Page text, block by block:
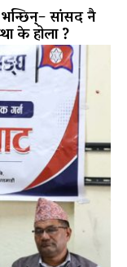
भन्छिन्– सांसद नै
के होला ?